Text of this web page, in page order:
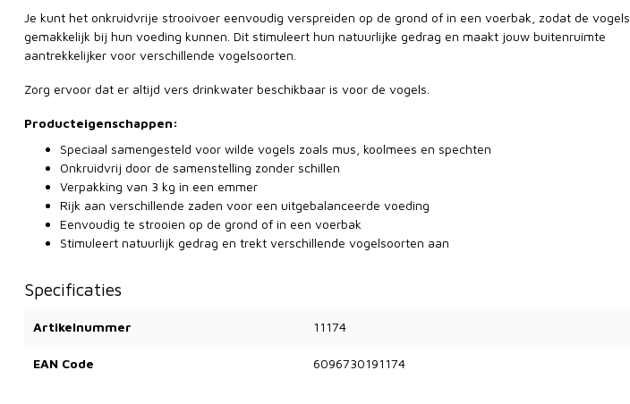
Je kunt het onkruidvrije strooivoer eenvoudig verspreiden op de grond of in een voerbak, zodat de vogels
gemakkelijk bij hun voeding kunnen. Dit stimuleert hun natuurlijke gedrag en maakt jouw buitenruimte
aantrekkelijker voor verschillende vogelsoorten.
Zorg ervoor dat er altijd vers drinkwater beschikbaar is voor de vogels.
Producteigenschappen:
Speciaal samengesteld voor wilde vogels zoals mus, koolmees en spechten
Onkruidvrij door de samenstelling zonder schillen
Verpakking van 3 kg in een emmer
Rijk aan verschillende zaden voor een uitgebalanceerde voeding
Eenvoudig te strooien op de grond of in een voerbak
Stimuleert natuurlijk gedrag en trekt verschillende vogelsoorten aan
Specificaties
Artikelnummer 11174
EAN Code 6096730191174